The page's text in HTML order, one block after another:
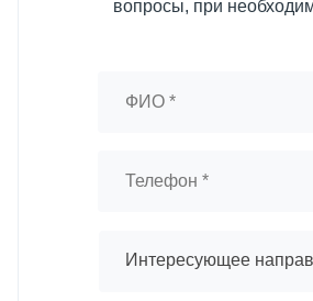
вопросы, при
Интересующее